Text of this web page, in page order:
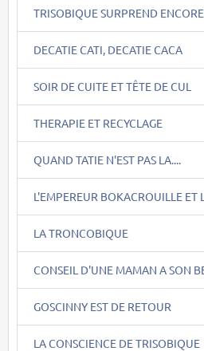
TRISOBIQUE SURPREND
DECATIE CATI, DECATIE CACA
SOIR DE CUITE ET TÊTE DE CUL
THERAPIE ET RECYCLAGE
QUAND TATIE N'EST PAS LA....
L'EMPEREUR BOKACROUILLE ET
LA TRONCOBIQUE
CONSEIL D'UNE MAMAN A SON
GOSCINNY EST DE RETOUR
LA CONSCIENCE DE TRISOBIQUE